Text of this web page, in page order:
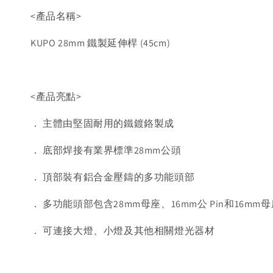
<產品名稱>
KUPO 28mm 鐵製延伸桿 (45cm)
<產品亮點>
． 主體由堅固耐用的鐵鍍鉻製成
． 底部焊接有業界標準28mm公頭
． 頂部裝有鋁合金壓鑄的多功能頭部
． 多功能頭部包含28mm母座、16mm公 Pin和16mm
． 可連接大燈、小燈及其他相關燈光器材